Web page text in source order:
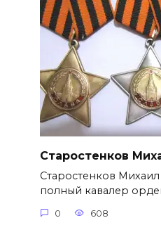
Старостенков
Старостенков
полный кавалер
0 608